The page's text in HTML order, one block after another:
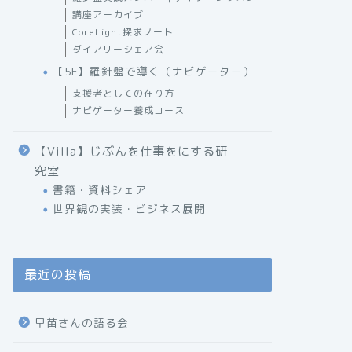
講座アーカイブ
CoreLight探求ノート
ダイアリーシェア会
【5F】羅針盤で導く（ナビゲーター）
支援者としての在り方
ナビゲーター養成コース
【Villa】じぶんを仕事をにする研
究室
書籍・資料シェア
世界観の実装・ビジネス展開
最近の投稿
早苗さんの語る会